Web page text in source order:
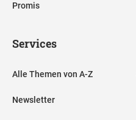
Promis
Services
Alle Themen von A-Z
Newsletter